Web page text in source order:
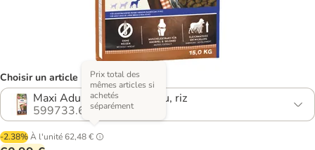
Choisir un article (8 variantes)
Maxi Adult + Adult agneau, riz
599733.6
-2.38%À l'unité62,48 €
Prix total des
mêmes articles si
achetés
séparément